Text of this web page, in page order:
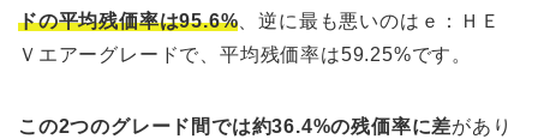
ドの平均残価率は95.6% 、逆に最も悪いのはｅ：ＨＥ
Ｖエアーグレードで、平均残価率は59.25%です。
この2つのグレード間では約36.4%の残価率に差があり